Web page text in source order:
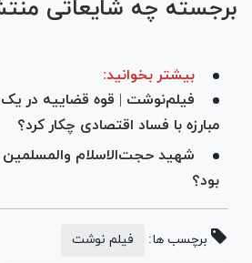
برجسته چه شایعاتی
بیشتر بخوانید:
فیلم‌نوشت | قوه قضاییه در
مبارزه با فساد اقتصادی چکار کرد؟
شهید حجت‌الاسلام
بود؟
برچسب ها: فیلم نوشت